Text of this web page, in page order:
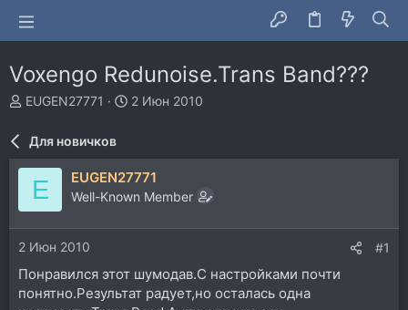
Voxengo Redunoise.Trans Band???
А
о
р
EUGEN27771
Д
н
а
ч
2 Июн 2010
Для новичков
E EUGEN27771
Well-Known Member
2 Июн 2010 #1
Понравился этот шумодав.С настройками почти
понятно.Результат радует,но осталась одна